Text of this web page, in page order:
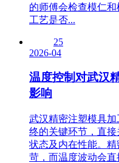
的师傅会检查模仁
工艺是否...
25
2026-04
温度控制对武汉
影响
武汉精密注塑模具
终的关键环节，直
状态及内在性能。
苛，而温度波动会